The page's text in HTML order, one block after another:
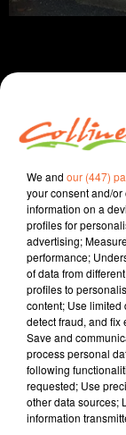
25 novembre
JOURNAL DU
Patrice
L'info près de
Une
pharmacies à
de lutte contre
La première
territoire de
de Bressuire (
Les dix ans de
demain en fin
We and our (447)
your consent and/
information on a
profiles for
advertising;
performance;
of data from
profiles to
content; Use limited
detect fraud, and fix
Save and
process personal
following
requested; Use
other data sources;
information